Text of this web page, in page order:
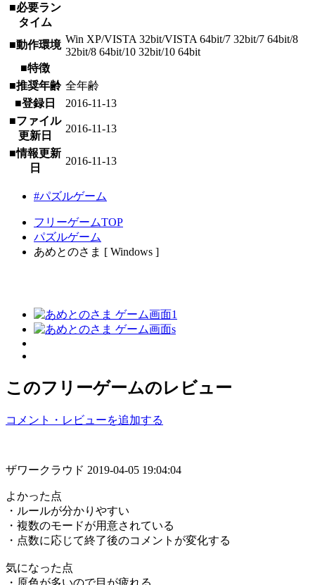
■必要ラン
タイム
■動作環境 Win XP/VISTA 32bit/VISTA 64bit/7 32bit/7 64bit/8
32bit/8 64bit/10 32bit/10 64bit
■特徴
■推奨年齢 全年齢
■登録日
2016-11-13
■ファイル
更新日
2016-11-13
■情報更新
日
2016-11-13
#パズルゲーム
フリーゲームTOP
パズルゲーム
あめとのさま [ Windows ]
このフリーゲームのレビュー
コメント・レビューを追加する
ザワークラウド 2019-04-05 19:04:04
よかった点
・ルールが分かりやすい
・複数のモードが用意されている
・点数に応じて終了後のコメントが変化する
気になった点
・原色が多いので目が疲れる